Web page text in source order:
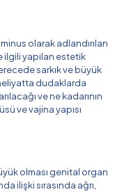
olarak adlandırılan
yapılan estetik
sarkık ve büyük
dudaklarda
ve ne kadarının
ve vajina yapısı
olması genital organ
ilişki sırasında ağrı,